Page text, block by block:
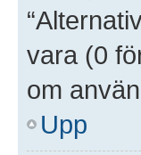
vara (0
om
Upp